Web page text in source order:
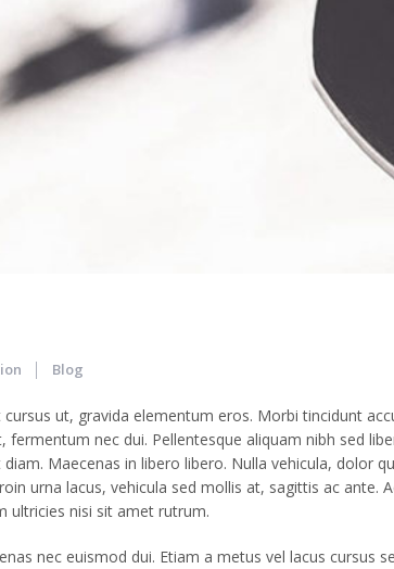
Blog
ut, gravida elementum eros. Morbi tincidunt
fermentum nec dui. Pellentesque aliquam nibh sed
Maecenas in libero libero. Nulla vehicula, dolor
urna lacus, vehicula sed mollis at, sagittis ac
ultricies nisi sit amet rutrum.
nec euismod dui. Etiam a metus vel lacus cursus